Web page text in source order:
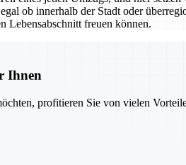
ob innerhalb der Stadt oder
Lebensabschnitt freuen können.
Ihnen
profitieren Sie von vielen